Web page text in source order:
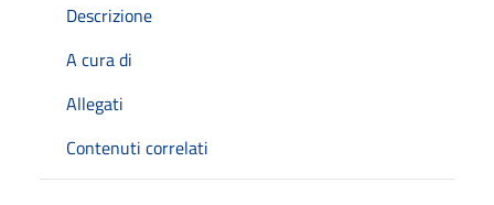
Descrizione
A cura di
Allegati
Contenuti correlati